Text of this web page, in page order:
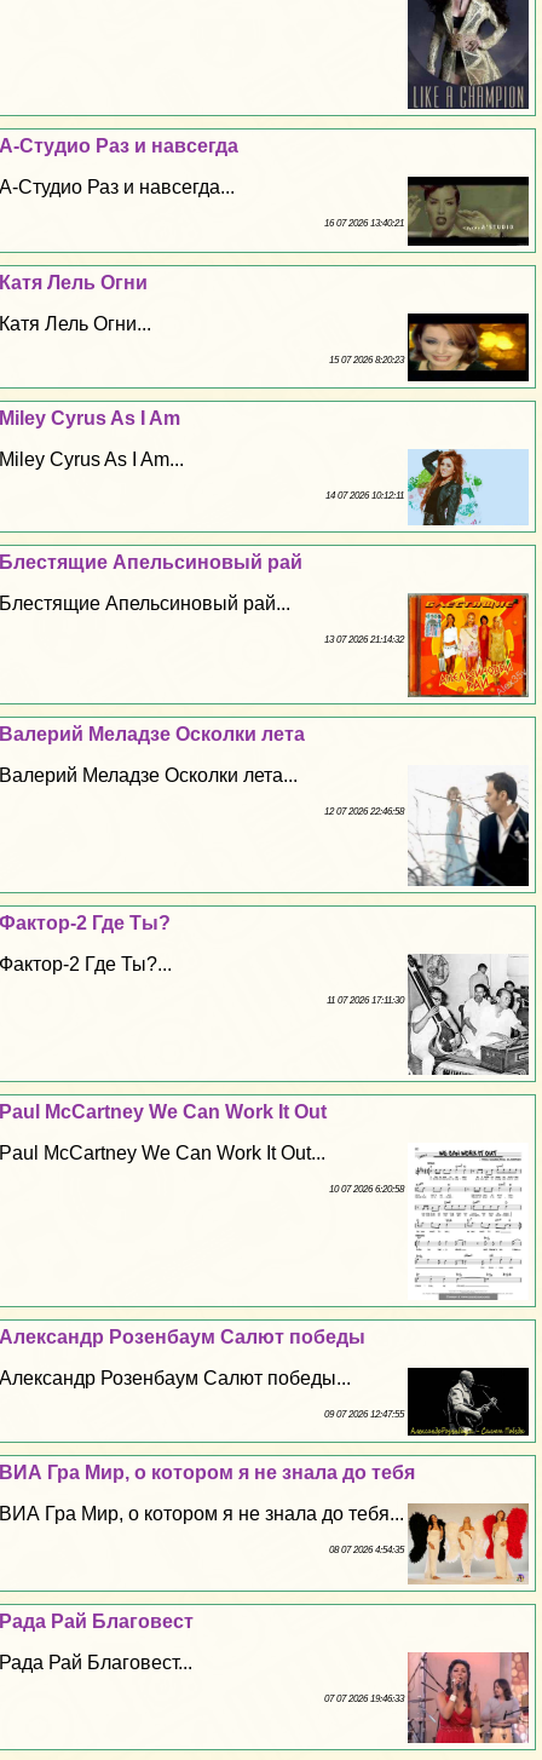
А-Студио Раз и навсегда
А-Студио Раз и навсегда...
16 07 2026 13:40:21
Катя Лель Огни
Катя Лель Огни...
15 07 2026 8:20:23
Miley Cyrus As I Am
Miley Cyrus As I Am...
14 07 2026 10:12:11
Блестящие Апельсиновый рай
Блестящие Апельсиновый рай...
13 07 2026 21:14:32
Валерий Меладзе Осколки лета
Валерий Меладзе Осколки лета...
12 07 2026 22:46:58
Фактор-2 Где Ты?
Фактор-2 Где Ты?...
11 07 2026 17:11:30
Paul McCartney We Can Work It Out
Paul McCartney We Can Work It Out...
10 07 2026 6:20:58
Александр Розенбаум Салют победы
Александр Розенбаум Салют победы...
09 07 2026 12:47:55
ВИА Гра Мир, о котором я не знала до тебя
ВИА Гра Мир, о котором я не знала до тебя...
08 07 2026 4:54:35
Рада Рай Благовест
Рада Рай Благовест...
07 07 2026 19:46:33